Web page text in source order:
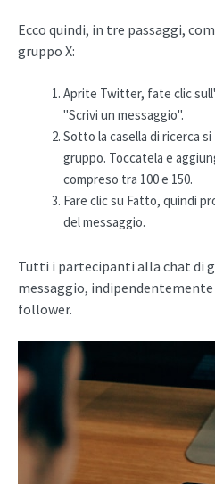
Ecco quindi, in tre passaggi,
gruppo X:
Aprite Twitter, fate clic
"Scrivi un messaggio".
Sotto la casella di ricerca
gruppo. Toccatela e
compreso tra 100 e 150.
Fare clic su Fatto, quindi
del messaggio.
Tutti i partecipanti alla chat di
messaggio,
follower.